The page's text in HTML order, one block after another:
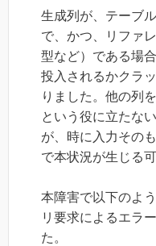
生成列が、テーブ
で、かつ、リファ
型など）である場
投入されるかクラ
りました。他の列
という役に立たな
が、時に入力その
で本状況が生じる
本障害で以下のよ
リ要求によるエラ
た。